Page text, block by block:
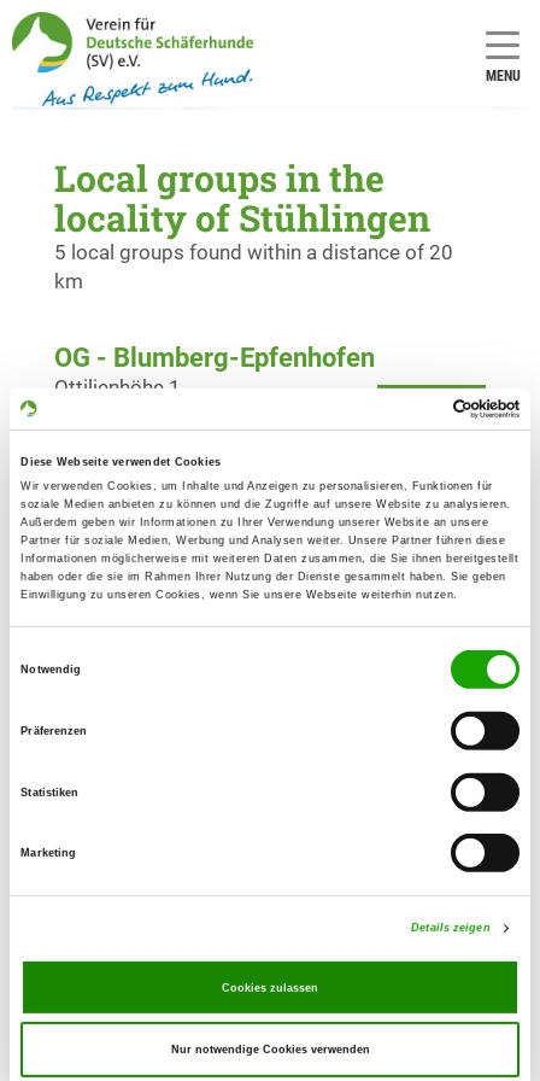
Diese Webseite verwendet Cookies
Wir verwenden Cookies, um Inhalte und Anzeigen zu personalisieren, Funktionen für
soziale Medien anbieten zu können und die Zugriffe auf unsere Website zu analysieren.
Außerdem geben wir Informationen zu Ihrer Verwendung unserer Website an unsere
Partner für soziale Medien, Werbung und Analysen weiter. Unsere Partner führen diese
Informationen möglicherweise mit weiteren Daten zusammen, die Sie ihnen bereitgestellt
haben oder die sie im Rahmen Ihrer Nutzung der Dienste gesammelt haben. Sie geben
Einwilligung zu unseren Cookies, wenn Sie unsere Webseite weiterhin nutzen.
Notwendig
Präferenzen
Statistiken
Marketing
Details zeigen
Cookies zulassen
Nur notwendige Cookies verwenden
MENU
Local groups in the
locality of Stühlingen
5 local groups found within a distance of 20
km
OG - Blumberg-Epfenhofen
Details
Ottilienhöhe 1
OG - Bonndorf e.V.
Details
Am Lindenbuck 16
79848 Bonndorf
OG - Lauchringen 1
Details
Lauchringer Straße 18
Details
Bücken 1
OG - Tiengen u. Umgeb. Kr.
Berghausstr. 51
79761 Waldshut-Tiengen 2